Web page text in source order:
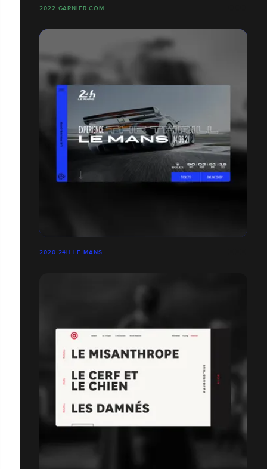
2022 GARNIER.COM
2020 24H LE MANS